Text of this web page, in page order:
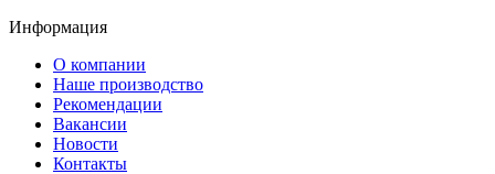
Информация
О компании
Наше производство
Рекомендации
Вакансии
Новости
Контакты